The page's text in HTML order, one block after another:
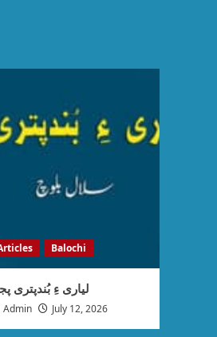
Balochi
لیاری ءِ بُندپتری
Admin July 12, 2026